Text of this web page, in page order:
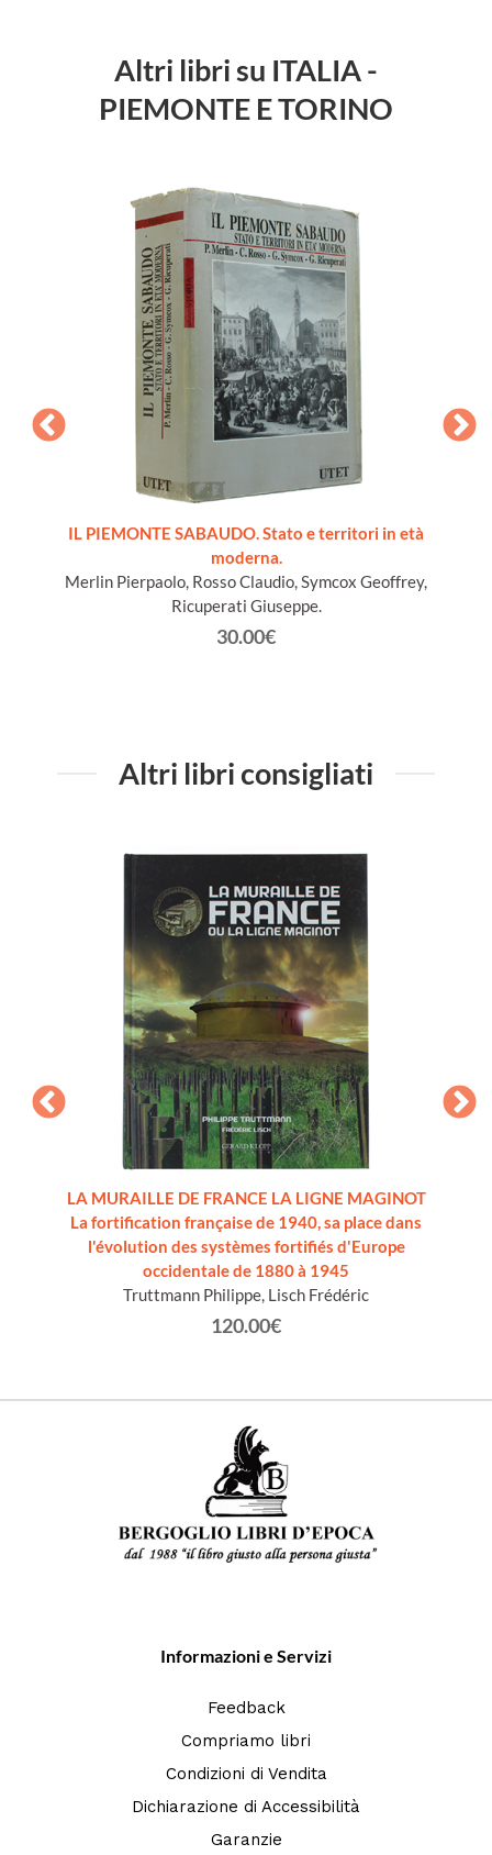
Altri libri su ITALIA -
PIEMONTE E TORINO
IL PIEMONTE SABAUDO. Stato e territori in età
moderna.
Merlin Pierpaolo, Rosso Claudio, Symcox Geoffrey,
Ricuperati Giuseppe.
30.00€
Altri libri consigliati
LA MURAILLE DE FRANCE LA LIGNE MAGINOT
La fortification française de 1940, sa place dans
l'évolution des systèmes fortifiés d'Europe
occidentale de 1880 à 1945
Truttmann Philippe, Lisch Frédéric
120.00€
Informazioni e Servizi
Feedback
Compriamo libri
Condizioni di Vendita
Dichiarazione di Accessibilità
Garanzie